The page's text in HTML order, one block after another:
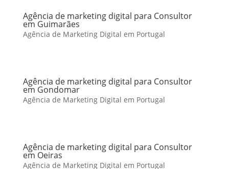
Agência de marketing digital para Consultor
em Guimarães
Agência de Marketing Digital em Portugal
Agência de marketing digital para Consultor
em Gondomar
Agência de Marketing Digital em Portugal
Agência de marketing digital para Consultor
em Oeiras
Agência de Marketing Digital em Portugal